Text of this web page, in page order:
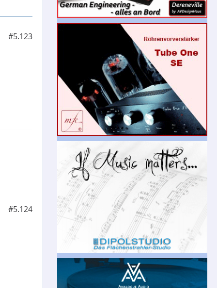
#5.123
#5.124